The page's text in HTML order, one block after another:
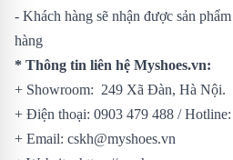
- Khách hàng sẽ nhận được sản
hàng
* Thông tin liên hệ Myshoes.vn:
+ Showroom: 249 Xã Đàn, Hà Nội.
+ Điện thoại: 0903 479 488 /
+ Email: cskh@myshoes.vn